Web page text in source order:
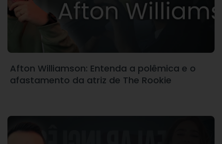
Afton Williamson: Entenda a polêmica e o
afastamento da atriz de The Rookie